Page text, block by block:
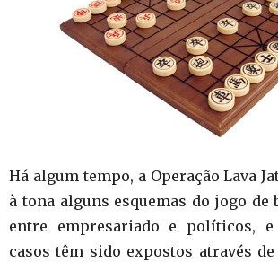
Há algum tempo, a Operação Lava
à tona alguns esquemas do jogo de
entre empresariado e políticos, e
casos têm sido expostos através